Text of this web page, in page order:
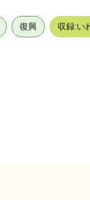
復興 収録:い